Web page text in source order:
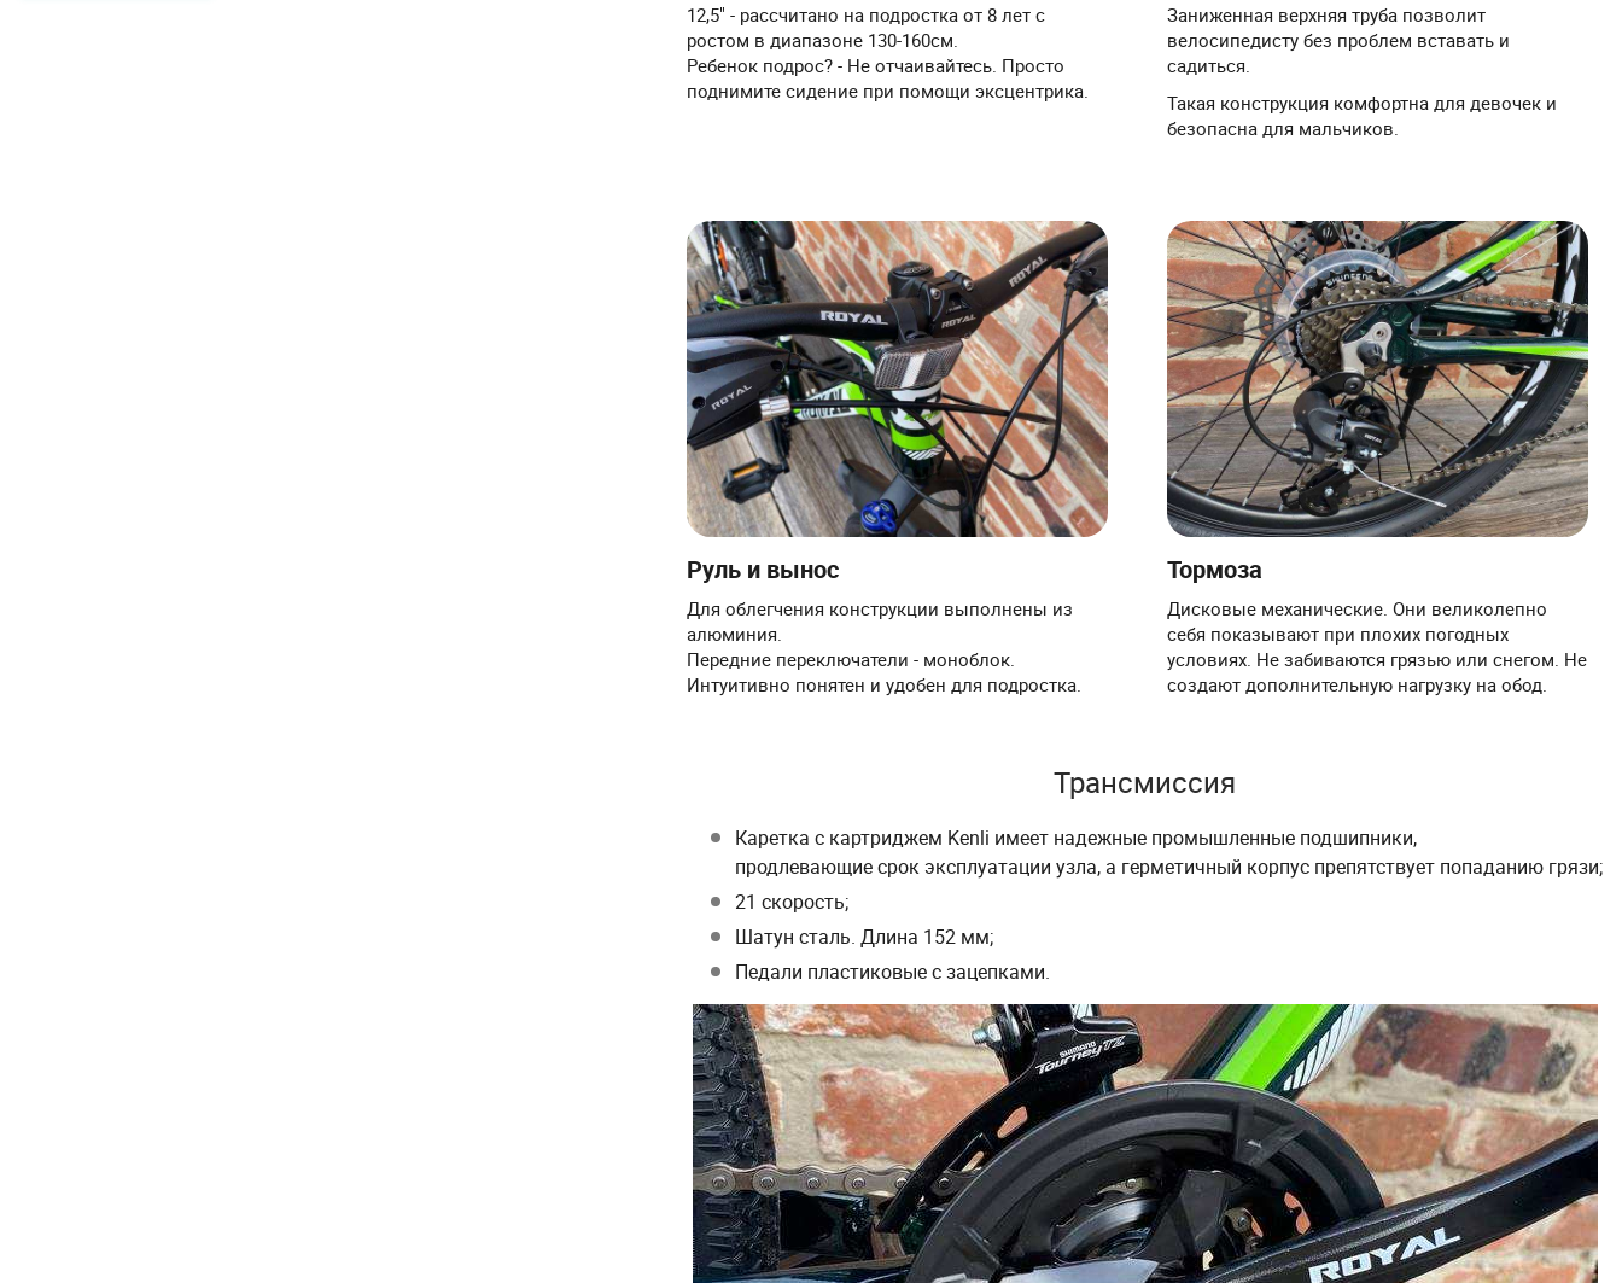
12,5" - рассчитано на подростка от 8 лет с
ростом в диапазоне 130-160см.
Ребенок подрос? - Не отчаивайтесь. Просто
поднимите сидение при помощи эксцентрика.
Заниженная верхняя труба позволит
велосипедисту без проблем вставать и
садиться.
Такая конструкция комфортна для девочек и
безопасна для мальчиков.
Руль и вынос
Для облегчения конструкции выполнены из
алюминия.
Передние переключатели - моноблок.
Интуитивно понятен и удобен для подростка.
Тормоза
Дисковые механические. Они великолепно
себя показывают при плохих погодных
условиях. Не забиваются грязью или снегом. Не
создают дополнительную нагрузку на обод.
Трансмиссия
Каретка с картриджем Kenli имеет надежные промышленные подшипники,
продлевающие срок эксплуатации узла, а герметичный корпус препятствует попаданию грязи;
21 скорость;
Шатун сталь. Длина 152 мм;
Педали пластиковые с зацепками.